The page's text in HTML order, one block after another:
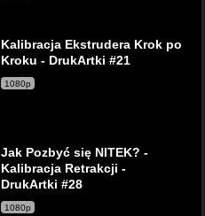
Kalibracja Ekstrudera Krok po
Kroku - DrukArtki #21
1080p
Jak Pozbyć się NITEK? -
Kalibracja Retrakcji -
DrukArtki #28
1080p